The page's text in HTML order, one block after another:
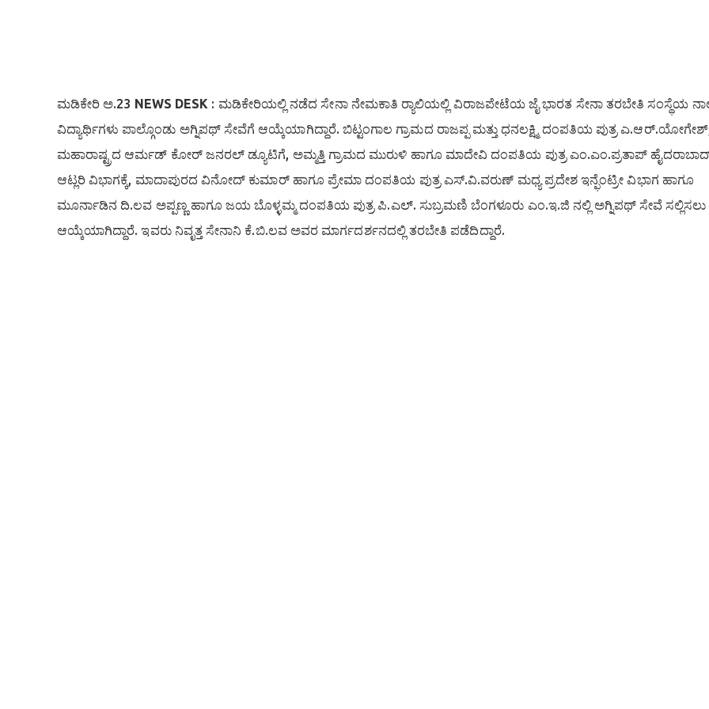
ಮಡಿಕೇರಿ ಅ.23 NEWS DESK : ಮಡಿಕೇರಿಯಲ್ಲಿ ನಡೆದ ಸೇನಾ ನೇಮಕಾತಿ ರ‍್ಯಾಲಿಯಲ್ಲಿ ವಿರಾಜಪೇಟೆಯ ಜೈ ಭಾರತ ಸೇನಾ ತರಬೇತಿ ಸಂಸ್ಥೆಯ
ವಿದ್ಯಾರ್ಥಿಗಳು ಪಾಲ್ಗೊಂಡು ಅಗ್ನಿಪಥ್ ಸೇವೆಗೆ ಆಯ್ಕೆಯಾಗಿದ್ದಾರೆ. ಬಿಟ್ಟಂಗಾಲ ಗ್ರಾಮದ ರಾಜಪ್ಪ ಮತ್ತು ಧನಲಕ್ಷ್ಮಿ ದಂಪತಿಯ ಪುತ್ರ
ಮಹಾರಾಷ್ಟ್ರದ ಆರ್ಮಡ್ ಕೋರ್ ಜನರಲ್ ಡ್ಯೂಟಿಗೆ, ಅಮ್ಮತ್ತಿ ಗ್ರಾಮದ ಮುರುಳಿ ಹಾಗೂ ಮಾದೇವಿ ದಂಪತಿಯ ಪುತ್ರ ಎಂ.ಎಂ.ಪ್ರತಾಪ್
ಆಟ್ಲರಿ ವಿಭಾಗಕ್ಕೆ, ಮಾದಾಪುರದ ವಿನೋದ್ ಕುಮಾರ್ ಹಾಗೂ ಪ್ರೇಮಾ ದಂಪತಿಯ ಪುತ್ರ ಎಸ್.ವಿ.ವರುಣ್ ಮಧ್ಯ ಪ್ರದೇಶ ಇನ್ಫೆಂಟ್ರೀ ವಿಭಾಗ ಹಾಗೂ
ಮೂರ್ನಾಡಿನ ದಿ.ಲವ ಅಪ್ಪಣ್ಣ ಹಾಗೂ ಜಯ ಬೊಳ್ಳಮ್ಮ ದಂಪತಿಯ ಪುತ್ರ ಪಿ.ಎಲ್. ಸುಬ್ರಮಣಿ ಬೆಂಗಳೂರು ಎಂ.ಇ.ಜಿ ನಲ್ಲಿ ಅಗ್ನಿಪಥ್ ಸೇವೆ ಸಲ್ಲಿಸಲು
ಆಯ್ಕೆಯಾಗಿದ್ದಾರೆ. ಇವರು ನಿವೃತ್ತ ಸೇನಾನಿ ಕೆ.ಬಿ.ಲವ ಅವರ ಮಾರ್ಗದರ್ಶನದಲ್ಲಿ ತರಬೇತಿ ಪಡೆದಿದ್ದಾರೆ.